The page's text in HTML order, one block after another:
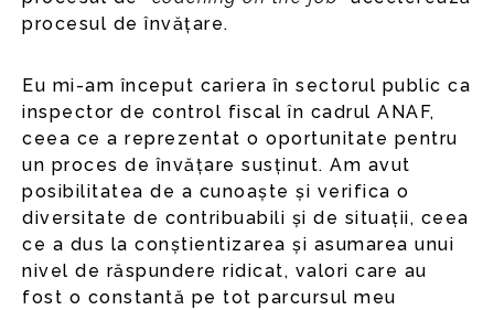
procesul de învățare.
Eu mi-am început cariera în sectorul public ca
inspector de control fiscal în cadrul ANAF,
ceea ce a reprezentat o oportunitate pentru
un proces de învățare susținut. Am avut
posibilitatea de a cunoaște și verifica o
diversitate de contribuabili și de situații, ceea
ce a dus la conștientizarea și asumarea unui
nivel de răspundere ridicat, valori care au
fost o constantă pe tot parcursul meu